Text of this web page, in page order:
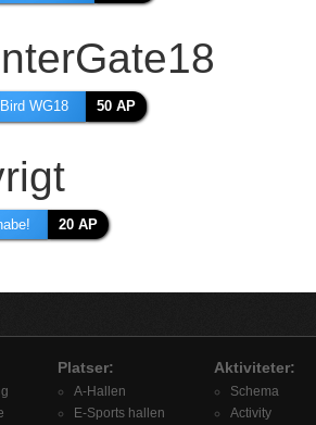
WG18 50 AP
20 AP
Platser:
A-Hallen
E-Sports hallen
Aktiviteter:
Schema
Activity